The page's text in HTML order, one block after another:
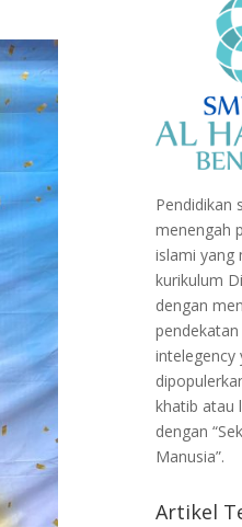
Pendidikan
menengah
islami yang
kurikulum
dengan
intelegency
khatib atau
dengan
Manusia”.
Artikel